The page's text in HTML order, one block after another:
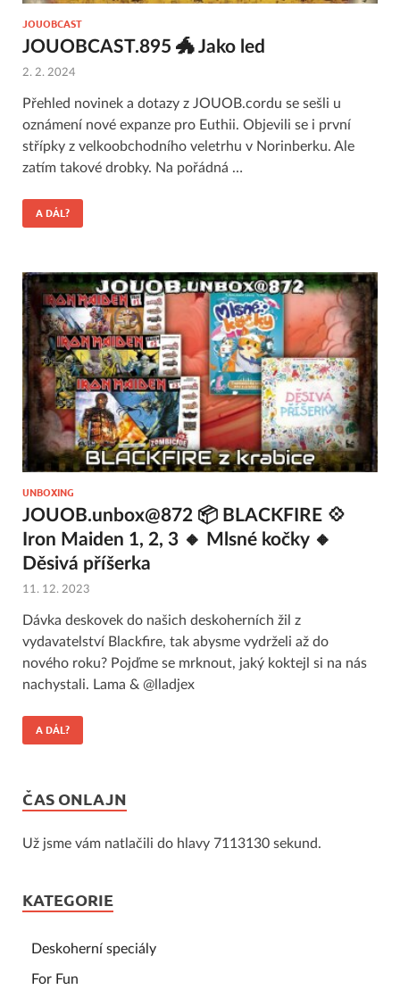
JOUOBCAST
JOUOBCAST.895 🐲 Jako led
2. 2. 2024
Přehled novinek a dotazy z JOUOB.cordu se sešli u
oznámení nové expanze pro Euthii. Objevili se i první
střípky z velkoobchodního veletrhu v Norinberku. Ale
zatím takové drobky. Na pořádná …
A DÁL?
UNBOXING
JOUOB.unbox@872 📦 BLACKFIRE 💠
Iron Maiden 1, 2, 3 🔸 Mlsné kočky 🔸
Děsivá příšerka
11. 12. 2023
Dávka deskovek do našich deskoherních žil z
vydavatelství Blackfire, tak abysme vydrželi až do
nového roku? Pojďme se mrknout, jaký koktejl si na nás
nachystali. Lama & @lladjex
A DÁL?
ČAS ONLAJN
Už jsme vám natlačili do hlavy 7113130 sekund.
KATEGORIE
Deskoherní speciály
For Fun